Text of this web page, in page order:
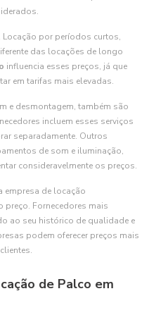
Locação por períodos curtos,
das locações de longo
influencia esses preços, já que
em tarifas mais elevadas.
e desmontagem, também são
incluem esses serviços
separadamente. Outros
de som e iluminação,
consideravelmente os preços.
empresa de locação
Fornecedores mais
ao seu histórico de qualidade e
podem oferecer preços mais
de Palco em